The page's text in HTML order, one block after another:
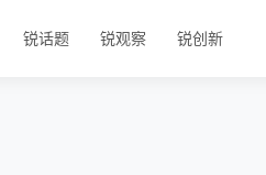
锐话题 锐观察 锐创新